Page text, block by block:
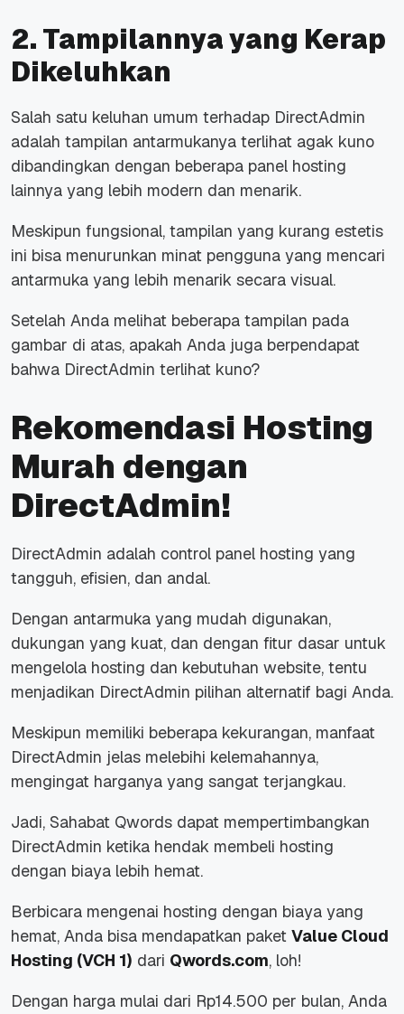
2. Tampilannya yang Kerap
Dikeluhkan
Salah satu keluhan umum terhadap DirectAdmin
adalah tampilan antarmukanya terlihat agak kuno
dibandingkan dengan beberapa panel hosting
lainnya yang lebih modern dan menarik.
Meskipun fungsional, tampilan yang kurang estetis
ini bisa menurunkan minat pengguna yang mencari
antarmuka yang lebih menarik secara visual.
Setelah Anda melihat beberapa tampilan pada
gambar di atas, apakah Anda juga berpendapat
bahwa DirectAdmin terlihat kuno?
Rekomendasi Hosting
Murah dengan
DirectAdmin!
DirectAdmin adalah control panel hosting yang
tangguh, efisien, dan andal.
Dengan antarmuka yang mudah digunakan,
dukungan yang kuat, dan dengan fitur dasar untuk
mengelola hosting dan kebutuhan website, tentu
menjadikan DirectAdmin pilihan alternatif bagi Anda.
Meskipun memiliki beberapa kekurangan, manfaat
DirectAdmin jelas melebihi kelemahannya,
mengingat harganya yang sangat terjangkau.
Jadi, Sahabat Qwords dapat mempertimbangkan
DirectAdmin ketika hendak membeli hosting
dengan biaya lebih hemat.
Berbicara mengenai hosting dengan biaya yang
hemat, Anda bisa mendapatkan paket Value Cloud
Hosting (VCH 1) dari Qwords.com, loh!
Dengan harga mulai dari Rp14.500 per bulan, Anda